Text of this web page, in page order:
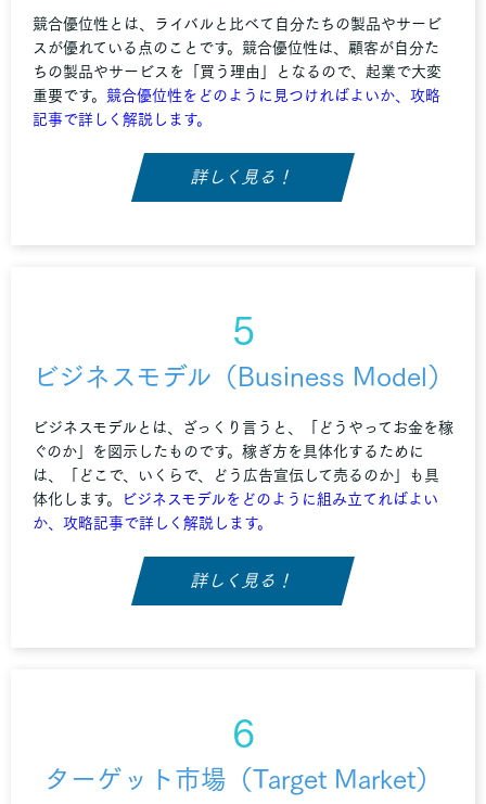
競合優位性とは、ライバルと比べて自分たちの製品やサービ
スが優れている点のことです。競合優位性は、顧客が自分た
ちの製品やサービスを「買う理由」となるので、起業で大変
重要です。 競合優位性をどのように見つければよいか、攻略
記事で詳しく解説します。
詳しく見る！
5
ビジネスモデル（Business Model）
ビジネスモデルとは、ざっくり言うと、「どうやってお金を稼
ぐのか」を図示したものです。稼ぎ方を具体化するために
は、「どこで、いくらで、どう広告宣伝して売るのか」も具
体化します。
ビジネスモデルをどのように組み立てればよい
か、攻略記事で詳しく解説します。
詳しく見る！
6
ターゲット市場（Target Market）